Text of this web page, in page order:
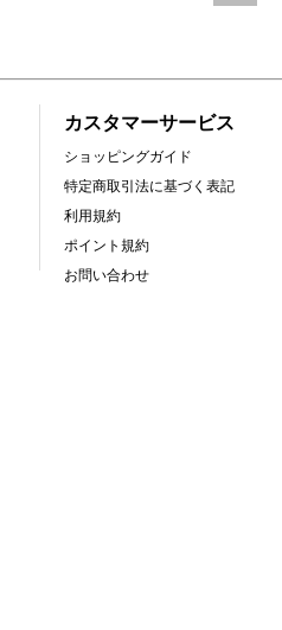
カスタマーサービス
ショッピングガイド
特定商取引法に基づく表記
利用規約
ポイント規約
お問い合わせ